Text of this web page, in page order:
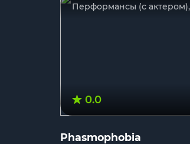
Перформансы (с актером),
0.0
Phasmophobia